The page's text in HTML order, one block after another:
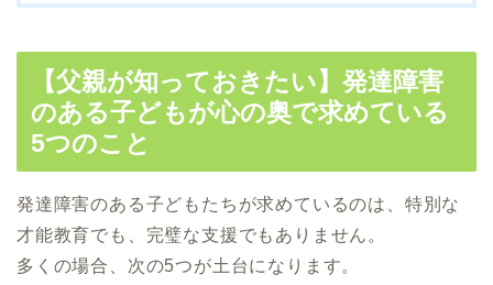
【父親が知っておきたい】発達障害
のある子どもが心の奥で求めている
5つのこと
発達障害のある子どもたちが求めているのは、特別な
才能教育でも、完璧な支援でもありません。
多くの場合、次の5つが土台になります。